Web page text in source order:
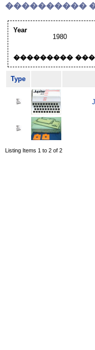
����������
Year
1980
���������
Type
Listing Items 1 to 2 of 2